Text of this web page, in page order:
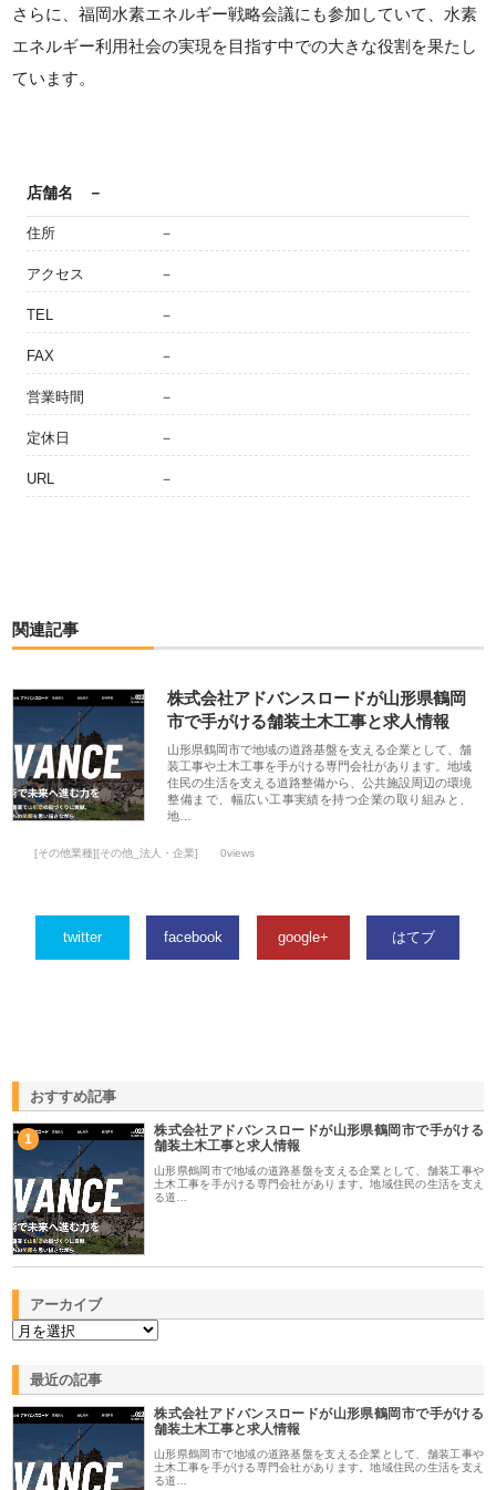
さらに、福岡水素エネルギー戦略会議にも参加していて、水素
エネルギー利用社会の実現を目指す中での大きな役割を果たし
ています。
店舗名 －
住所 －
アクセス －
TEL －
FAX －
営業時間 －
定休日 －
URL －
関連記事
株式会社アドバンスロードが山形県鶴岡
市で手がける舗装土木工事と求人情報
山形県鶴岡市で地域の道路基盤を支える企業として、舗
装工事や土木工事を手がける専門会社があります。地域
住民の生活を支える道路整備から、公共施設周辺の環境
整備まで、幅広い工事実績を持つ企業の取り組みと、
地…
[その他業種][その他_法人・企業] 0views
twitter facebook google+ はてブ
おすすめ記事
1
株式会社アドバンスロードが山形県鶴岡市で手がける
舗装土木工事と求人情報
山形県鶴岡市で地域の道路基盤を支える企業として、舗装工事や
土木工事を手がける専門会社があります。地域住民の生活を支え
る道…
アーカイブ
最近の記事
株式会社アドバンスロードが山形県鶴岡市で手がける
舗装土木工事と求人情報
山形県鶴岡市で地域の道路基盤を支える企業として、舗装工事や
土木工事を手がける専門会社があります。地域住民の生活を支え
る道…